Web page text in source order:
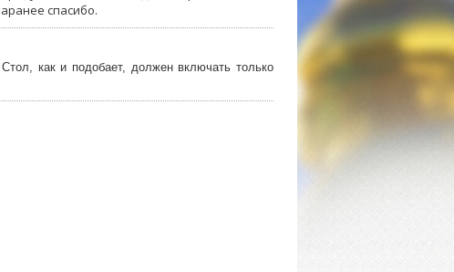
спасибо.
как и подобает, должен включать только